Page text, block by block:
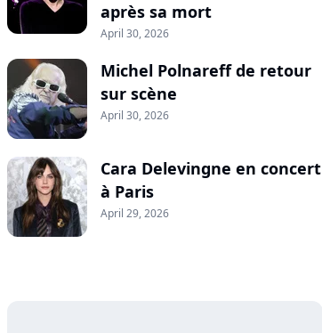
après sa mort
April 30, 2026
Michel Polnareff de retour
sur scène
April 30, 2026
Cara Delevingne en concert
à Paris
April 29, 2026